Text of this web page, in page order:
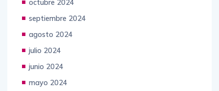
octubre 2024
septiembre 2024
agosto 2024
julio 2024
junio 2024
mayo 2024